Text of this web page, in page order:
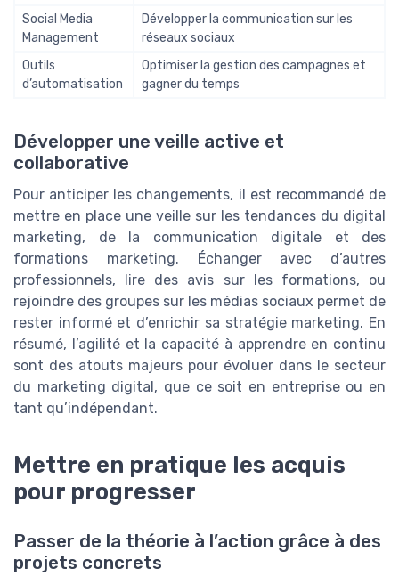
Social Media
Management
Développer la communication sur les
réseaux sociaux
Outils
d’automatisation
Optimiser la gestion des campagnes et
gagner du temps
Développer une veille active et
collaborative
Pour anticiper les changements, il est recommandé de
mettre en place une veille sur les tendances du digital
marketing, de la communication digitale et des
formations marketing. Échanger avec d’autres
professionnels, lire des avis sur les formations, ou
rejoindre des groupes sur les médias sociaux permet de
rester informé et d’enrichir sa stratégie marketing. En
résumé, l’agilité et la capacité à apprendre en continu
sont des atouts majeurs pour évoluer dans le secteur
du marketing digital, que ce soit en entreprise ou en
tant qu’indépendant.
Mettre en pratique les acquis
pour progresser
Passer de la théorie à l’action grâce à des
projets concrets